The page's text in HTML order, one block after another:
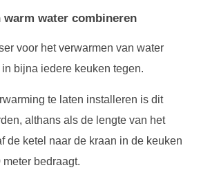
warm water combineren
voor het verwarmen van water
bijna iedere keuken tegen.
te laten installeren is dit
althans als de lengte van het
de ketel naar de kraan in de keuken
bedraagt.